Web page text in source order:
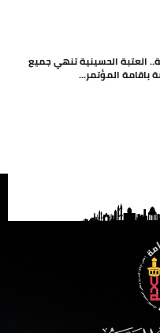
العتبة الحسينية تنهي جميع
باقامة المؤتمر...